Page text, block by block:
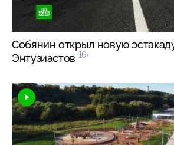
Собянин открыл новую
Энтузиастов 16+